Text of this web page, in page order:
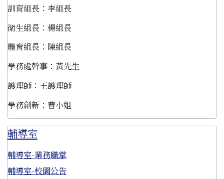
訓育組長：李組長
衛生組長：楊組長
體育組長：陳組長
學務處幹事：黃先生
護理師：王護理師
學務創新：曹小姐
輔導室
輔導室-業務職掌
輔導室-校園公告